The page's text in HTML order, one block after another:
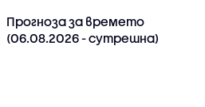
Прогноза за времето
(06.08.2026 - сутрешна)